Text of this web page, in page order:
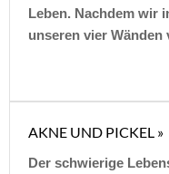
Leben. Nachdem wir
unseren vier Wänden
AKNE UND PICKEL »
Der schwierige